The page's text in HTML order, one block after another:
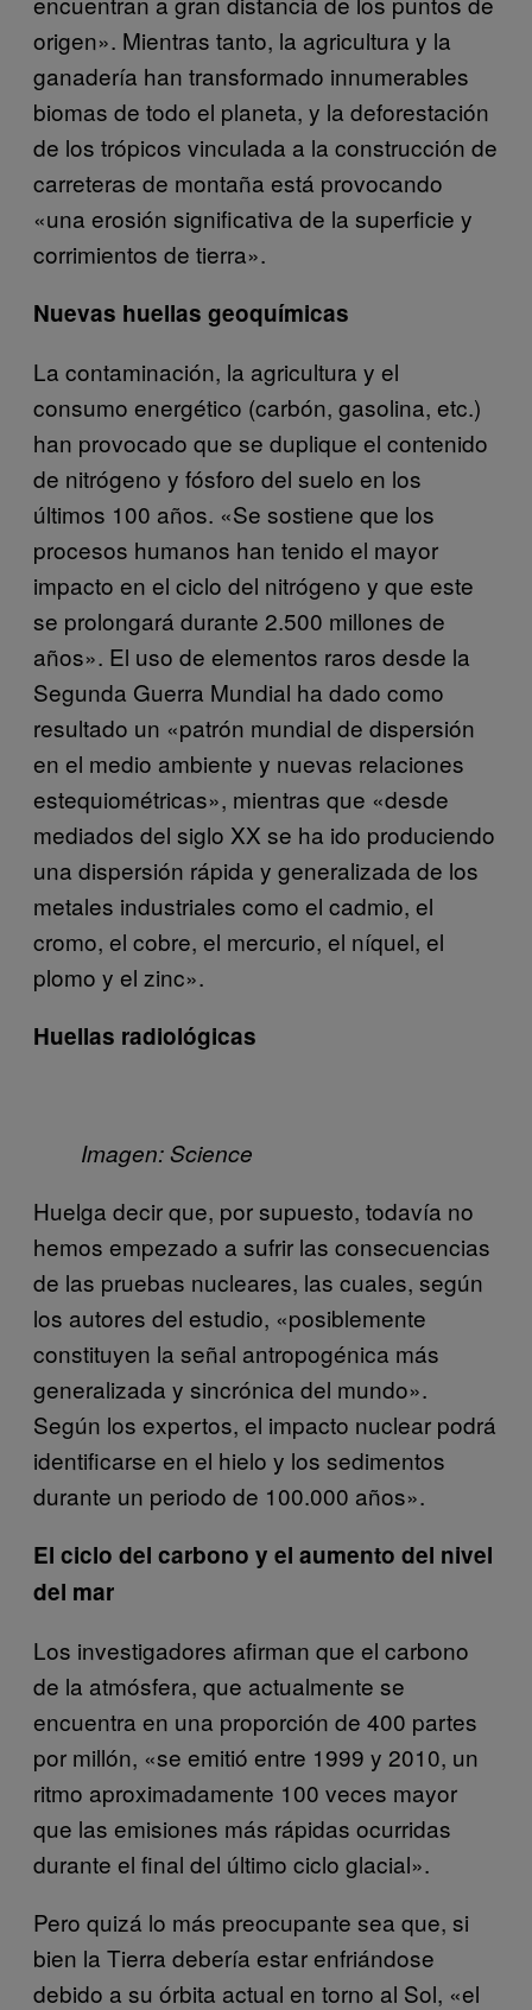
origen». Mientras tanto, la agricultura y la
ganadería han transformado innumerables
biomas de todo el planeta, y la deforestación
de los trópicos vinculada a la construcción de
carreteras de montaña está provocando
«una erosión significativa de la superficie y
corrimientos de tierra».
Nuevas huellas geoquímicas
La contaminación, la agricultura y el
consumo energético (carbón, gasolina, etc.)
han provocado que se duplique el contenido
de nitrógeno y fósforo del suelo en los
últimos 100 años. «Se sostiene que los
procesos humanos han tenido el mayor
impacto en el ciclo del nitrógeno y que este
se prolongará durante 2.500 millones de
años». El uso de elementos raros desde la
Segunda Guerra Mundial ha dado como
resultado un «patrón mundial de dispersión
en el medio ambiente y nuevas relaciones
estequiométricas», mientras que «desde
mediados del siglo XX se ha ido produciendo
una dispersión rápida y generalizada de los
metales industriales como el cadmio, el
cromo, el cobre, el mercurio, el níquel, el
plomo y el zinc».
Huellas radiológicas
Imagen: Science
Huelga decir que, por supuesto, todavía no
hemos empezado a sufrir las consecuencias
de las pruebas nucleares, las cuales, según
los autores del estudio, «posiblemente
constituyen la señal antropogénica más
generalizada y sincrónica del mundo».
Según los expertos, el impacto nuclear podrá
identificarse en el hielo y los sedimentos
durante un periodo de 100.000 años».
El ciclo del carbono y el aumento del nivel
del mar
Los investigadores afirman que el carbono
de la atmósfera, que actualmente se
encuentra en una proporción de 400 partes
por millón, «se emitió entre 1999 y 2010, un
ritmo aproximadamente 100 veces mayor
que las emisiones más rápidas ocurridas
durante el final del último ciclo glacial».
Pero quizá lo más preocupante sea que, si
bien la Tierra debería estar enfriándose
debido a su órbita actual en torno al Sol, «el